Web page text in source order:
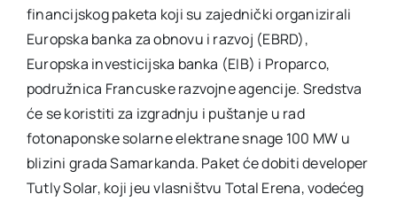
financijskog paketa koji su zajednički organizirali
Europska banka za obnovu i razvoj (EBRD),
Europska investicijska banka (EIB) i Proparco,
podružnica Francuske razvojne agencije. Sredstva
će se koristiti za izgradnju i puštanje u rad
fotonaponske solarne elektrane snage 100 MW u
blizini grada Samarkanda. Paket će dobiti developer
Tutly Solar, koji jeu vlasništvu Total Erena, vodećeg